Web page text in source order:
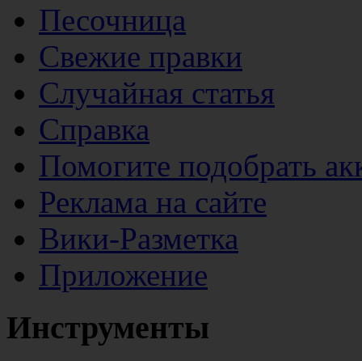
Песочница
Свежие правки
Случайная статья
Справка
Помогите подобрать
Реклама на сайте
Вики-Разметка
Приложение
Инструменты